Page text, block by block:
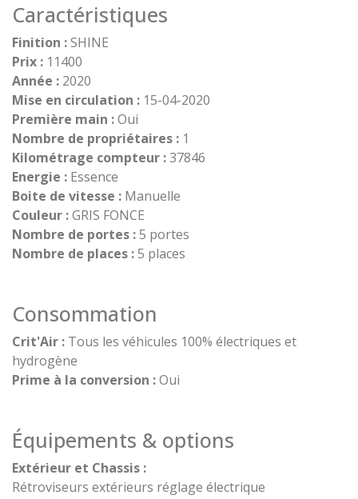
Caractéristiques
Finition :SHINE
Prix : 11400
Année : 2020
Mise en circulation : 15-04-2020
Première main :Oui
Nombre de propriétaires : 1
Kilométrage compteur :37846
Energie : Essence
Boite de vitesse : Manuelle
Couleur :GRIS FONCE
Nombre de portes :5 portes
Nombre de places :5 places
Consommation
Crit'Air : Tous les véhicules 100% électriques et
hydrogène
Prime à la conversion :Oui
Équipements & options
Extérieur et Chassis :
Rétroviseurs extérieurs réglage électrique